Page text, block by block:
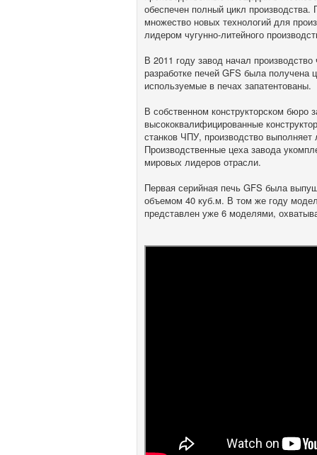
обеспечен полный цикл
множество новых технологий для
лидером чугунно-литейного
В 2011 году завод начал
разработке печей GFS была получена
используемые в печах запатентованы.
В собственном конструкторском бюро
высококвалифицированные
станков ЧПУ, производство
Производственные цеха завода
мировых лидеров отрасли.
Первая серийная печь GFS была
объемом 40 куб.м. В том же году
представлен уже 6 моделями,